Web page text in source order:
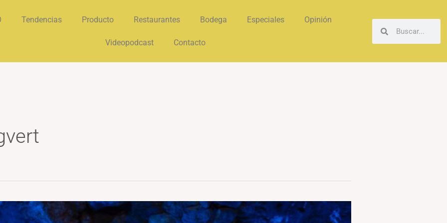
Tendencias Producto Restaurantes Bodega Especiales Opinión
Videopodcast Contacto
Buscar